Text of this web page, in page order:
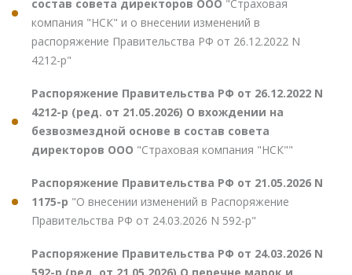
состав совета директоров ООО "Страховая
компания "НСК" и о внесении изменений в
распоряжение Правительства РФ от 26.12.2022 N
4212-р"
Распоряжение Правительства РФ от 26.12.2022 N
4212-р (ред. от 21.05.2026) О вхождении на
безвозмездной основе в состав совета
директоров ООО "Страховая компания "НСК""
Распоряжение Правительства РФ от 21.05.2026 N
1175-р "О внесении изменений в Распоряжение
Правительства РФ от 24.03.2026 N 592-р"
Распоряжение Правительства РФ от 24.03.2026 N